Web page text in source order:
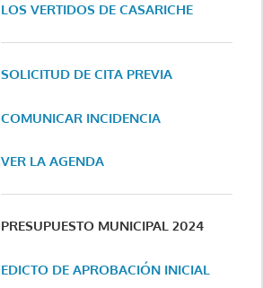
LOS VERTIDOS DE CASARICHE
SOLICITUD DE CITA PREVIA
COMUNICAR INCIDENCIA
VER LA AGENDA
PRESUPUESTO MUNICIPAL 2024
EDICTO DE APROBACIÓN INICIAL